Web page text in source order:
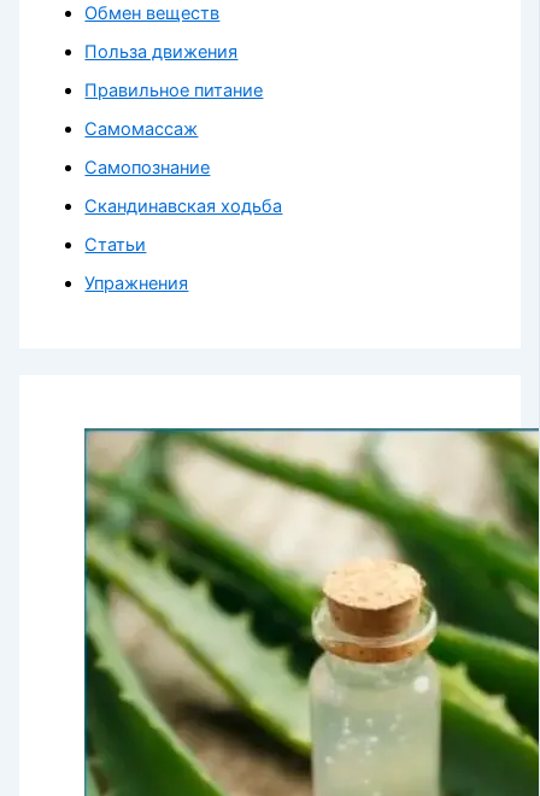
Обмен веществ
Польза движения
Правильное питание
Самомассаж
Самопознание
Скандинавская ходьба
Статьи
Упражнения